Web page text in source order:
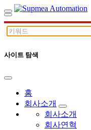
사이트 탐색
홈
회사소개
회사소개
회사연혁